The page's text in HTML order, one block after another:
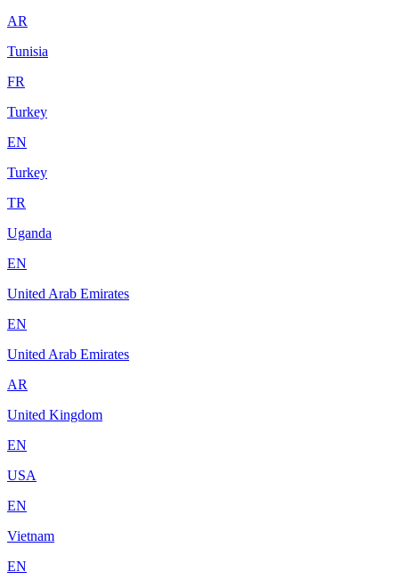
AR
Tunisia
FR
Turkey
EN
Turkey
TR
Uganda
EN
United Arab Emirates
EN
United Arab Emirates
AR
United Kingdom
EN
USA
EN
Vietnam
EN